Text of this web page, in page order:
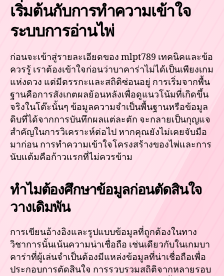
เริ่มต้นกับการทำความเข้าใจ
ระบบการอ่านไพ่
ก่อนจะเข้าสู่รายละเอียดของ mlpt789 เทคนิคและข้อ
ควรรู้ เราต้องเข้าใจก่อนว่าบาคาร่าไม่ได้เป็นเพียงเกม
แห่งดวง แต่มีตรรกะและสถิติซ่อนอยู่ การเริ่มจากพื้น
ฐานคือการสังเกตผลย้อนหลังเพื่อดูแนวโน้มที่เกิดขึ้น
จริงในโต๊ะนั้นๆ ข้อมูลความจำเป็นพื้นฐานหรือข้อมูล
ดิบที่ได้จากการบันทึกผลแต่ละตัก จะกลายเป็นกุญแจ
สำคัญในการวิเคราะห์ต่อไป หากคุณยังไม่เคยจับมือ
มาก่อน การทำความเข้าใจโครงสร้างของไพ่และการ
นับแต้มคือก้าวแรกที่ไม่ควรข้าม
ทำไมต้องศึกษาข้อมูลก่อนตัดสินใจ
วางเดิมพัน
การเขียนอ้างอิงและรูปแบบข้อมูลที่ถูกต้องในทาง
วิชาการนั้นเน้นความน่าเชื่อถือ เช่นเดียวกับในเกมบา
คาร่าที่ผู้เล่นจำเป็นต้องมีแหล่งข้อมูลที่น่าเชื่อถือเพื่อ
ประกอบการตัดสินใจ การรวบรวมสถิติจากหลายรอบ